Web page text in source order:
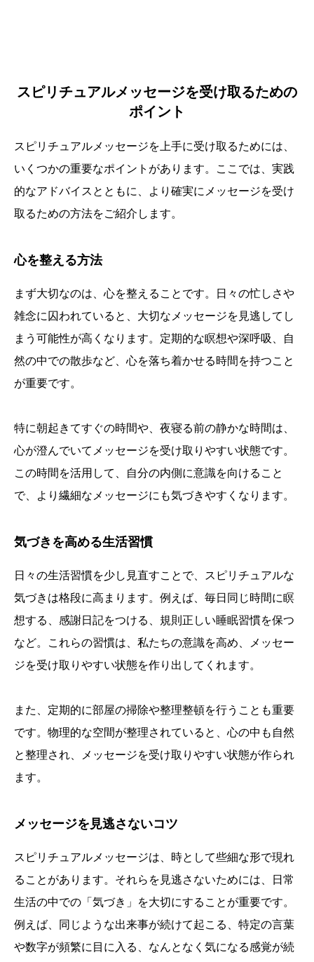
スピリチュアルメッセージを受け取るための
ポイント
スピリチュアルメッセージを上手に受け取るためには、
いくつかの重要なポイントがあります。ここでは、実践
的なアドバイスとともに、より確実にメッセージを受け
取るための方法をご紹介します。
心を整える方法
まず大切なのは、心を整えることです。日々の忙しさや
雑念に囚われていると、大切なメッセージを見逃してし
まう可能性が高くなります。定期的な瞑想や深呼吸、自
然の中での散歩など、心を落ち着かせる時間を持つこと
が重要です。
特に朝起きてすぐの時間や、夜寝る前の静かな時間は、
心が澄んでいてメッセージを受け取りやすい状態です。
この時間を活用して、自分の内側に意識を向けること
で、より繊細なメッセージにも気づきやすくなります。
気づきを高める生活習慣
日々の生活習慣を少し見直すことで、スピリチュアルな
気づきは格段に高まります。例えば、毎日同じ時間に瞑
想する、感謝日記をつける、規則正しい睡眠習慣を保つ
など。これらの習慣は、私たちの意識を高め、メッセー
ジを受け取りやすい状態を作り出してくれます。
また、定期的に部屋の掃除や整理整頓を行うことも重要
です。物理的な空間が整理されていると、心の中も自然
と整理され、メッセージを受け取りやすい状態が作られ
ます。
メッセージを見逃さないコツ
スピリチュアルメッセージは、時として些細な形で現れ
ることがあります。それらを見逃さないためには、日常
生活の中での「気づき」を大切にすることが重要です。
例えば、同じような出来事が続けて起こる、特定の言葉
や数字が頻繁に目に入る、なんとなく気になる感覚が続